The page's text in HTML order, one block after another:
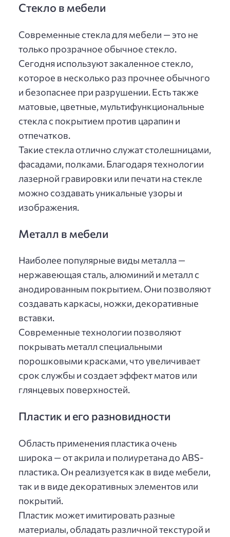
Стекло в мебели
Современные стекла для мебели — это не
только прозрачное обычное стекло.
Сегодня используют закаленное стекло,
которое в несколько раз прочнее обычного
и безопаснее при разрушении. Есть также
матовые, цветные, мультифункциональные
стекла с покрытием против царапин и
отпечатков.
Такие стекла отлично служат столешницами,
фасадами, полками. Благодаря технологии
лазерной гравировки или печати на стекле
можно создавать уникальные узоры и
изображения.
Металл в мебели
Наиболее популярные виды металла —
нержавеющая сталь, алюминий и металл с
анодированным покрытием. Они позволяют
создавать каркасы, ножки, декоративные
вставки.
Современные технологии позволяют
покрывать металл специальными
порошковыми красками, что увеличивает
срок службы и создает эффект матов или
глянцевых поверхностей.
Пластик и его разновидности
Область применения пластика очень
широка — от акрила и полиуретана до ABS-
пластика. Он реализуется как в виде мебели,
так и в виде декоративных элементов или
покрытий.
Пластик может имитировать разные
материалы, обладать различной текстурой и